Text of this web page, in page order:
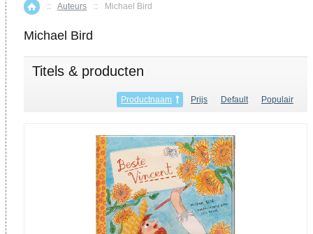
Home
:: Auteurs :: Michael Bird
Michael Bird
Titels & producten
Productnaam Prijs Default Populair